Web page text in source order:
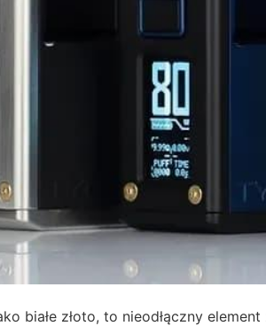
białe złoto, to nieodłączny